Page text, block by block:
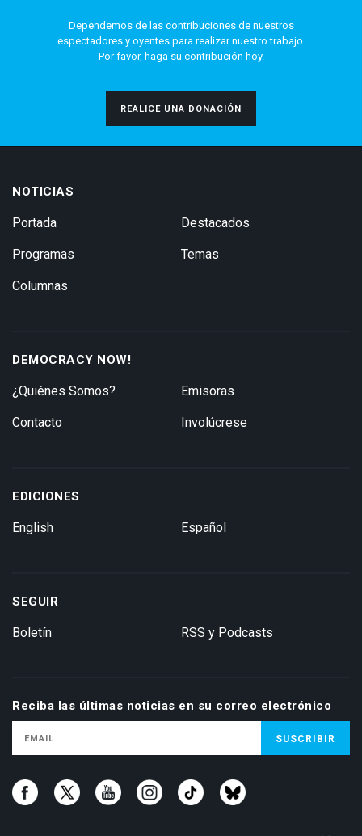
Dependemos de las contribuciones de nuestros
espectadores y oyentes para realizar nuestro trabajo.
Por favor, haga su contribución hoy.
REALICE UNA DONACIÓN
NOTICIAS
Portada
Programas
Columnas
Destacados
Temas
DEMOCRACY NOW!
¿Quiénes Somos?
Contacto
Emisoras
Involúcrese
EDICIONES
English Español
SEGUIR
Boletín RSS y Podcasts
Reciba las últimas noticias en su correo electrónico